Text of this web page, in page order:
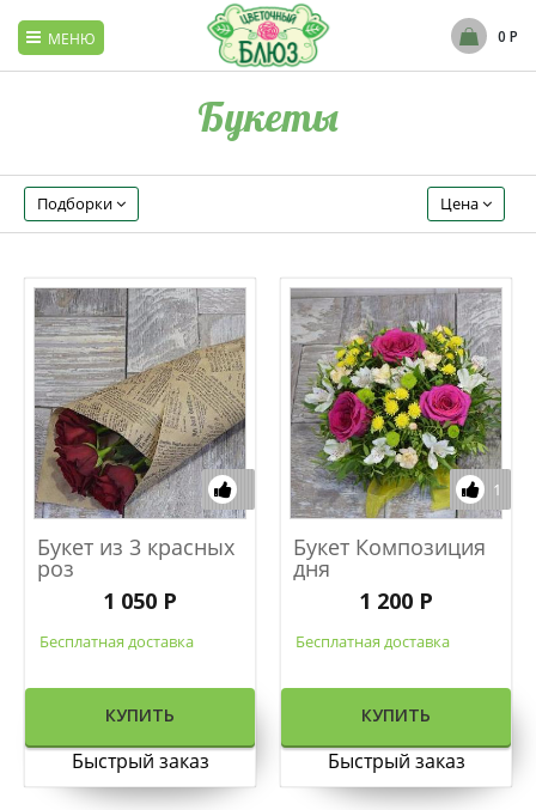
МЕНЮ 0 Р
Вернуться в главное меню
Розы
Лилии
Тюльпаны
Мягкие игрушки
Букет невесты
Хризантемы
Альстромерии
Букеты
Подборки Цена
Букет из 3 красных
роз
1 050 Р
Бесплатная доставка
КУПИТЬ
Быстрый заказ
1
Букет Композиция
дня
1 200 Р
Бесплатная доставка
КУПИТЬ
Быстрый заказ